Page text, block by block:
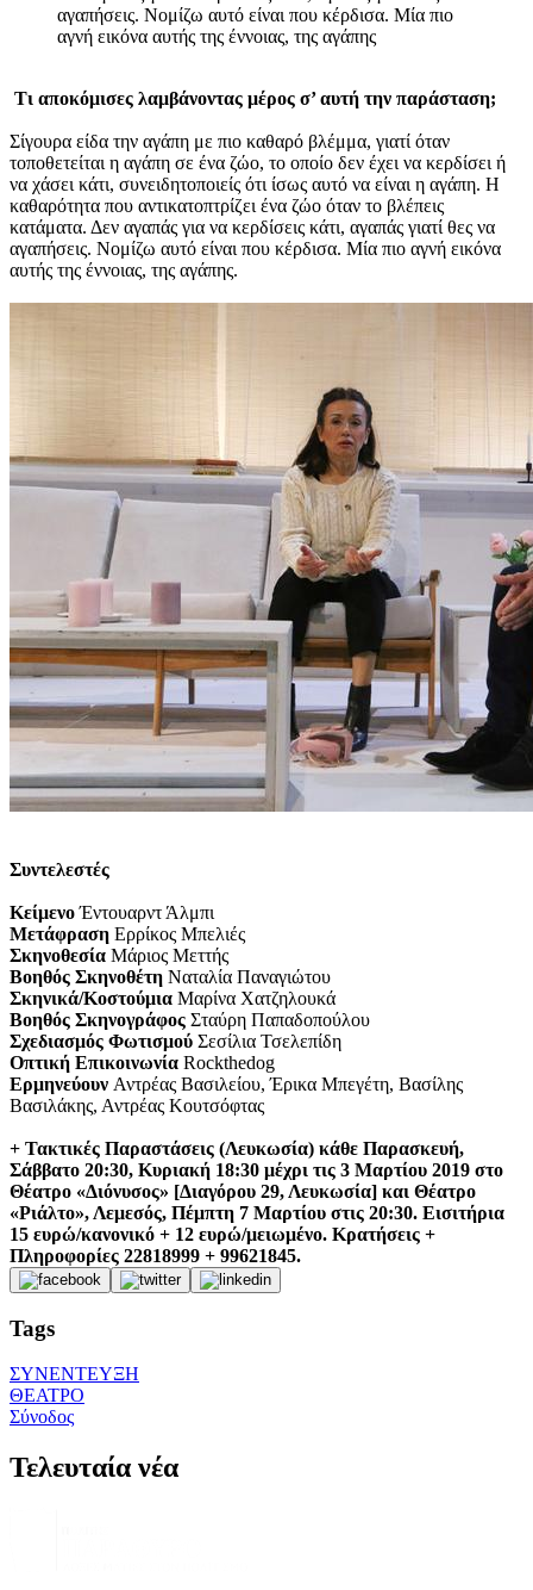
αγαπήσεις. Νομίζω αυτό είναι που κέρδισα. Μία πιο
αγνή εικόνα αυτής της έννοιας, της αγάπης
Τι αποκόμισες λαμβάνοντας μέρος σ’ αυτή την παράσταση;
Σίγουρα είδα την αγάπη με πιο καθαρό βλέμμα, γιατί όταν
τοποθετείται η αγάπη σε ένα ζώο, το οποίο δεν έχει να κερδίσει ή
να χάσει κάτι, συνειδητοποιείς ότι ίσως αυτό να είναι η αγάπη. Η
καθαρότητα που αντικατοπτρίζει ένα ζώο όταν το βλέπεις
κατάματα. Δεν αγαπάς για να κερδίσεις κάτι, αγαπάς γιατί θες να
αγαπήσεις. Νομίζω αυτό είναι που κέρδισα. Μία πιο αγνή εικόνα
αυτής της έννοιας, της αγάπης.
Συντελεστές
ΚείμενοΈντουαρντ Άλμπι
Μετάφραση Ερρίκος Μπελιές
Σκηνοθεσία Μάριος Μεττής
Βοηθός Σκηνοθέτη Ναταλία Παναγιώτου
Σκηνικά/Κοστούμια Μαρίνα Χατζηλουκά
Βοηθός Σκηνογράφος Σταύρη Παπαδοπούλου
Σχεδιασμός Φωτισμού Σεσίλια Τσελεπίδη
Οπτική Επικοινωνία Rockthedog
Ερμηνεύουν Αντρέας Βασιλείου, Έρικα Μπεγέτη, Βασίλης
Βασιλάκης, Αντρέας Κουτσόφτας
+ Τακτικές Παραστάσεις (Λευκωσία) κάθε Παρασκευή,
Σάββατο 20:30, Κυριακή 18:30 μέχρι τις 3 Μαρτίου 2019 στο
Θέατρο «Διόνυσος» [Διαγόρου 29, Λευκωσία] και Θέατρο
«Ριάλτο», Λεμεσός, Πέμπτη 7 Μαρτίου στις 20:30. Εισιτήρια
15 ευρώ/κανονικό + 12 ευρώ/μειωμένο. Κρατήσεις +
Πληροφορίες 22818999 + 99621845.
Tags
ΣΥΝΕΝΤΕΥΞΗ
ΘΕΑΤΡΟ
Σύνοδος
Τελευταία νέα